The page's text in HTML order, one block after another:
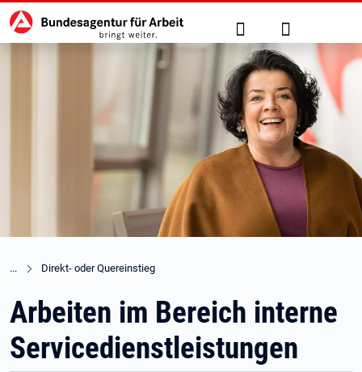
zu den Hauptinhalten springen
Hauptnavigation Suche Anmelden
Direkt- oder Quereinstieg
Arbeiten im Bereich interne
Servicedienstleistungen